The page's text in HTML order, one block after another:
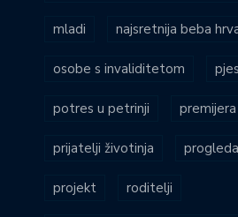
mladi najsretnija beba
osobe s invaliditetom
potres u petrinji premijera
prijatelji životinja
projekt roditelji